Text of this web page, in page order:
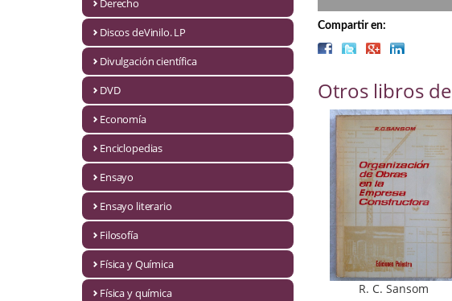
Cuentos y relatos
Discos deVinilo. LP
Divulgación científica
Derecho
Discos deVinilo. LP
Divulgación científica
DVD
Economía
Enciclopedias
Ensayo
Ensayo literario
Filosofía
Física y Química
Física y química
Compartir en:
Otros libros de
R. C. Sansom